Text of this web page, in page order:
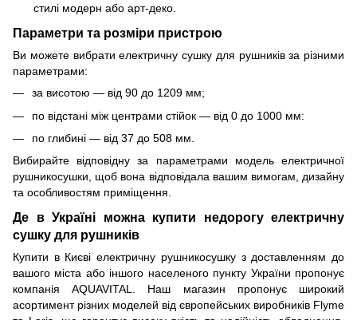
стилі модерн або арт-деко.
Параметри та розміри пристрою
Ви можете вибрати електричну сушку для рушників за різними
параметрами:
за висотою — від 90 до 1209 мм;
по відстані між центрами стійок — від 0 до 1000 мм:
по глибині — від 37 до 508 мм.
Вибирайте відповідну за параметрами модель електричної
рушникосушки, щоб вона відповідала вашим вимогам, дизайну
та особливостям приміщення.
Де в Україні можна купити недорогу електричну
сушку для рушників
Купити в Києві електричну рушникосушку з доставленням до
вашого міста або іншого населеного пункту України пропонує
компанія AQUAVITAL. Наш магазин пропонує широкий
асортимент різних моделей від європейських виробників Flyme